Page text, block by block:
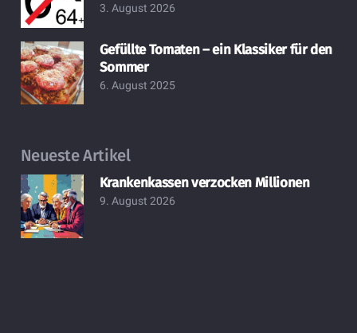
3. August 2026
Gefüllte Tomaten – ein Klassiker für den
Sommer
6. August 2025
Neueste Artikel
Krankenkassen verzocken Millionen
9. August 2026